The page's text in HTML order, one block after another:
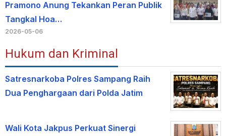
Pramono Anung Tekankan Peran Publik
Tangkal Hoa…
2026-05-06
Hukum dan Kriminal
Satresnarkoba Polres Sampang Raih
Dua Penghargaan dari Polda Jatim
Wali Kota Jakpus Perkuat Sinergi